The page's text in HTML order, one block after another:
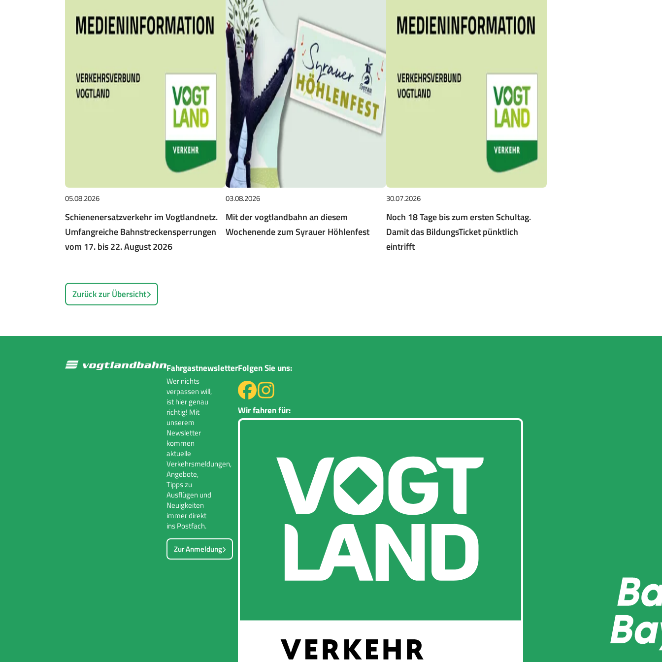
05.08.2026
Schienenersatzverkehr im Vogtlandnetz.
Umfangreiche Bahnstreckensperrungen
vom 17. bis 22. August 2026
03.08.2026
Mit der vogtlandbahn an diesem
Wochenende zum Syrauer Höhlenfest
30.07.2026
Noch 18 Tage bis zum ersten Schultag.
Damit das BildungsTicket pünktlich
eintrifft
Zurück zur Übersicht
Fahrgastnewsletter
Wer nichts
verpassen will,
ist hier genau
richtig! Mit
unserem
Newsletter
kommen
aktuelle
Verkehrsmeldungen,
Angebote,
Tipps zu
Ausflügen und
Neuigkeiten
immer direkt
ins Postfach.
Zur Anmeldung
Folgen Sie uns:
Wir fahren für: